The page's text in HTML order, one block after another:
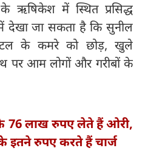
के ऋषिकेश में स्थित प्रसिद्ध
में देखा जा सकता है कि सुनील
के कमरे को छोड़, खुले
पर आम लोगों और गरीबों के
76 लाख रुपए लेते हैं ओरी,
के इतने रुपए करते हैं चार्ज